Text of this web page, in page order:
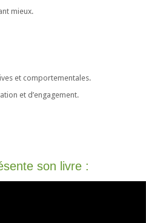
mieux.
et comportementales.
et d’engagement.
son livre :